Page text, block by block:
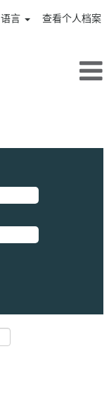
语言 查看个人档案